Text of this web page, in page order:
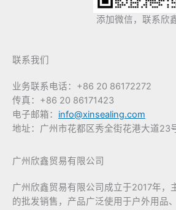
添加微信，联系欣
联系我们
业务联系电话：+86 20 86172272
传真：+86 20 86171423
电子邮箱： info@xinsealing.com
地址：广州市花都区秀全街花港大道23
广州欣鑫贸易有限公司
广州欣鑫贸易有限公司成立于2017年，
的批发销售，产品广泛使用于户外用品